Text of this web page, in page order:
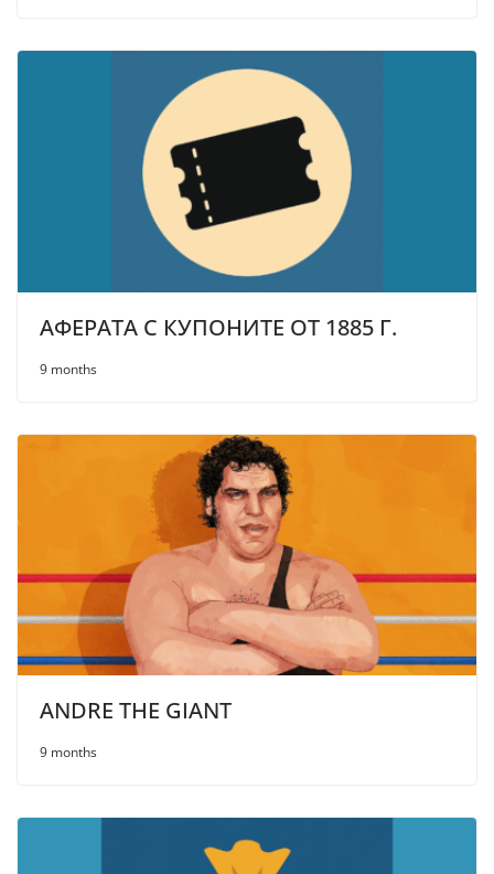
АФЕРАТА С КУПОНИТЕ ОТ 1885 Г.
9 months
ANDRE THE GIANT
9 months